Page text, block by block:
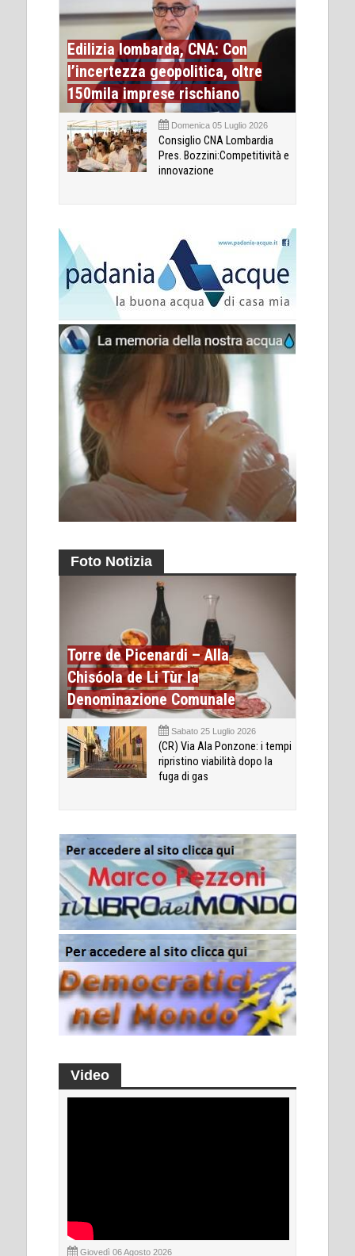
Edilizia lombarda, CNA: Con
l’incertezza geopolitica, oltre
150mila imprese rischiano
Domenica 05 Luglio 2026
Consiglio CNA Lombardia
Pres. Bozzini:Competitività e
innovazione
Foto Notizia
Torre de Picenardi – Alla
Chisóola de Li Tùr la
Denominazione Comunale
Sabato 25 Luglio 2026
(CR) Via Ala Ponzone: i tempi
ripristino viabilità dopo la
fuga di gas
Video
Giovedì 06 Agosto 2026